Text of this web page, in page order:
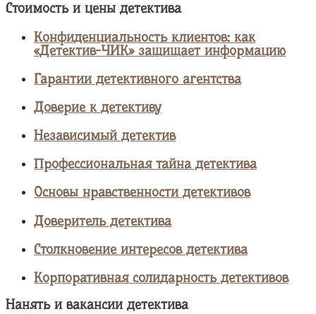
Стоимость и цены детектива
Конфиденциальность клиентов: как
«Детектив-ЧИК» защищает информацию
Гарантии детективного агентства
Доверие к детективу
Независимый детектив
Профессиональная тайна детектива
Основы нравственности детективов
Доверитель детектива
Столкновение интересов детектива
Корпоративная солидарность детективов
Нанять и вакансии детектива